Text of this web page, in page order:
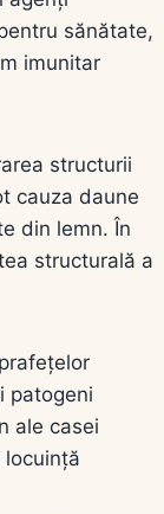
sănătate,
imunitar
structurii
cauza daune
din lemn. În
structurală a
patogeni
ale casei
locuință